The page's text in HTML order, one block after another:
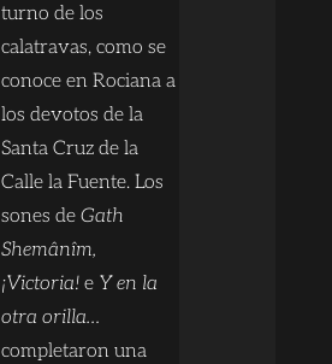
turno de los
calatravas, como se
conoce en Rociana a
los devotos de la
Santa Cruz de la
Calle la Fuente. Los
sones deGath
Shemânîm,
¡Victoria!e Y en la
otra orilla…
completaron una